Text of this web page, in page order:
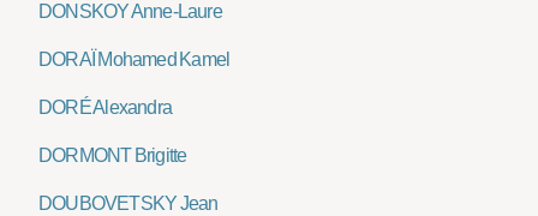
DONSKOY Anne-Laure
DORAÏ Mohamed Kamel
DORÉ Alexandra
DORMONT Brigitte
DOUBOVETSKY Jean